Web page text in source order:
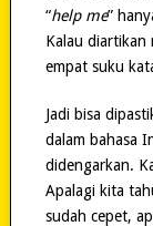
“help me”
Kalau diartikan
empat suku
Jadi bisa
dalam bahasa
didengarkan.
Apalagi kita
sudah cepet,